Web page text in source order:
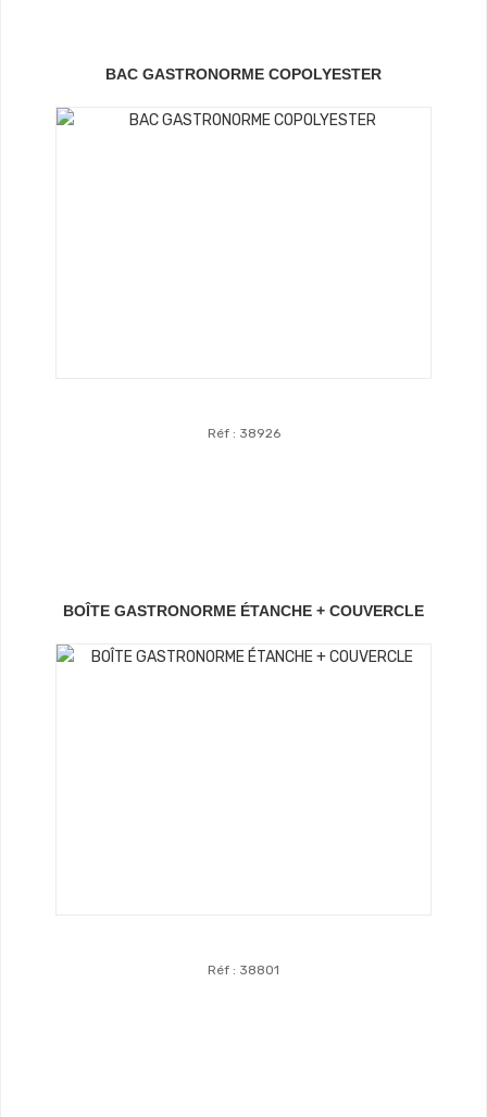
BAC GASTRONORME COPOLYESTER
Réf : 38926
BOÎTE GASTRONORME ÉTANCHE + COUVERCLE
Réf : 38801